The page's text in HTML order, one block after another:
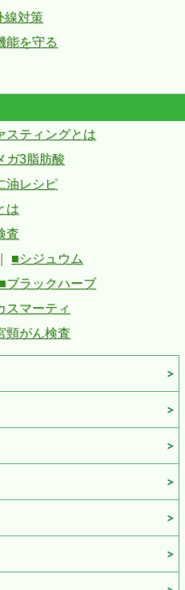
線対策
能を守る
スティングとは
ガ3脂肪酸
油レシピ
は
査
■シジュウム
■ブラックハーブ
スマーティ
頸がん検査